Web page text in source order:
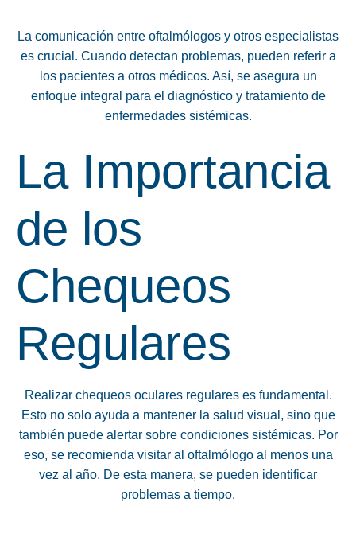
La comunicación entre oftalmólogos y otros especialistas
es crucial. Cuando detectan problemas, pueden referir a
los pacientes a otros médicos. Así, se asegura un
enfoque integral para el diagnóstico y tratamiento de
enfermedades sistémicas.
La Importancia
de los
Chequeos
Regulares
Realizar chequeos oculares regulares es fundamental.
Esto no solo ayuda a mantener la salud visual, sino que
también puede alertar sobre condiciones sistémicas. Por
eso, se recomienda visitar al oftalmólogo al menos una
vez al año. De esta manera, se pueden identificar
problemas a tiempo.